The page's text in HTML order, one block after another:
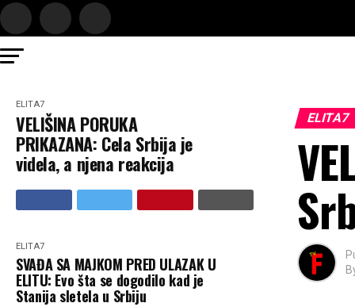
ELITA7
VELIŠINA PORUKA
PRIKAZANA: Cela Srbija je
videla, a njena reakcija
ELITA7
SVAĐA SA MAJKOM PRED ULAZAK U
ELITU: Evo šta se dogodilo kad je
Stanija sletela u Srbiju
ELITA7